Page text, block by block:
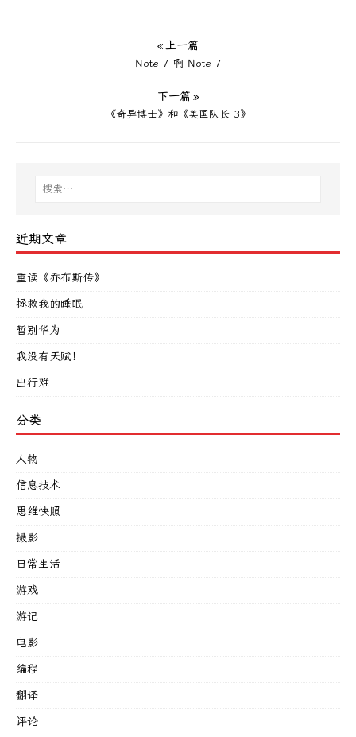
« 上一篇
Note 7 啊 Note 7
下一篇 »
《奇异博士》和《美国队长 3》
近期文章
重读《乔布斯传》
拯救我的睡眠
暂别华为
我没有天赋！
出行难
分类
人物
信息技术
思维快照
摄影
日常生活
游戏
游记
电影
编程
翻译
评论